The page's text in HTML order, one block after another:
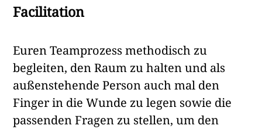
Facilitation
Euren Teamprozess methodisch zu
begleiten, den Raum zu halten und als
außenstehende Person auch mal den
Finger in die Wunde zu legen sowie die
passenden Fragen zu stellen, um den